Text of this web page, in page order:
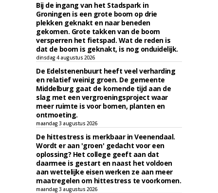
Bij de ingang van het Stadspark in
Groningen is een grote boom op drie
plekken geknakt en naar beneden
gekomen. Grote takken van de boom
versperren het fietspad. Wat de reden is
dat de boom is geknakt, is nog onduidelijk.
dinsdag 4 augustus 2026
De Edelstenenbuurt heeft veel verharding
en relatief weinig groen. De gemeente
Middelburg gaat de komende tijd aan de
slag met een vergroeningsproject waar
meer ruimte is voor bomen, planten en
ontmoeting.
maandag 3 augustus 2026
De hittestress is merkbaar in Veenendaal.
Wordt er aan 'groen' gedacht voor een
oplossing? Het college geeft aan dat
daarmee is gestart en naast het voldoen
aan wettelijke eisen werken ze aan meer
maatregelen om hittestress te voorkomen.
maandag 3 augustus 2026